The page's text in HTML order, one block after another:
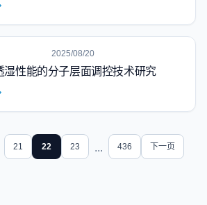
2025/08/20
湿性能的分子层面调控技术研究
21 22 23 ... 436 下一页